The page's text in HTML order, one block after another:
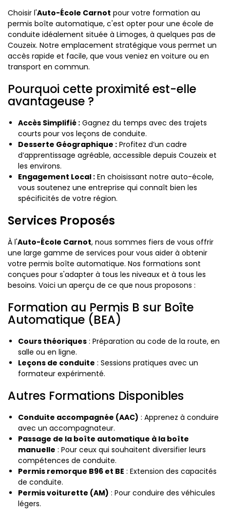
Choisir l'Auto-École Carnot pour votre formation au
permis boîte automatique, c'est opter pour une école de
conduite idéalement située à Limoges, à quelques pas de
Couzeix. Notre emplacement stratégique vous permet un
accès rapide et facile, que vous veniez en voiture ou en
transport en commun.
Pourquoi cette proximité est-elle
avantageuse ?
Accès Simplifié : Gagnez du temps avec des trajets
courts pour vos leçons de conduite.
Desserte Géographique : Profitez d’un cadre
d’apprentissage agréable, accessible depuis Couzeix et
les environs.
Engagement Local : En choisissant notre auto-école,
vous soutenez une entreprise qui connaît bien les
spécificités de votre région.
Services Proposés
À l'Auto-École Carnot, nous sommes fiers de vous offrir
une large gamme de services pour vous aider à obtenir
votre permis boîte automatique. Nos formations sont
conçues pour s'adapter à tous les niveaux et à tous les
besoins. Voici un aperçu de ce que nous proposons :
Formation au Permis B sur Boîte
Automatique (BEA)
Cours théoriques : Préparation au code de la route, en
salle ou en ligne.
Leçons de conduite : Sessions pratiques avec un
formateur expérimenté.
Autres Formations Disponibles
Conduite accompagnée (AAC) : Apprenez à conduire
avec un accompagnateur.
Passage de la boîte automatique à la boîte
manuelle : Pour ceux qui souhaitent diversifier leurs
compétences de conduite.
Permis remorque B96 et BE : Extension des capacités
de conduite.
Permis voiturette (AM) : Pour conduire des véhicules
légers.